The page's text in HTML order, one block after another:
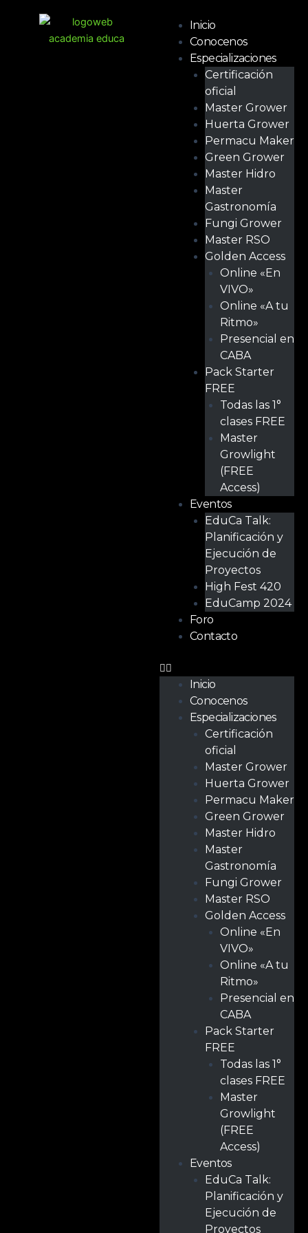
Inicio
Conocenos
Especializaciones
Certificación
oficial
Master Grower
Huerta Grower
Permacu Maker
Green Grower
Master Hidro
Master
Gastronomía
Fungi Grower
Master RSO
Golden Access
Online «En
VIVO»
Online «A tu
Ritmo»
Presencial en
CABA
Pack Starter
FREE
Todas las 1°
clases FREE
Master
Growlight
(FREE
Access)
Eventos
EduCa Talk:
Planificación y
Ejecución de
Proyectos
High Fest 420
EduCamp 2024
Foro
Contacto
Menú
Inicio
Conocenos
Especializaciones
Certificación
oficial
Master Grower
Huerta Grower
Permacu Maker
Green Grower
Master Hidro
Master
Gastronomía
Fungi Grower
Master RSO
Golden Access
Online «En
VIVO»
Online «A tu
Ritmo»
Presencial en
CABA
Pack Starter
FREE
Todas las 1°
clases FREE
Master
Growlight
(FREE
Access)
Eventos
EduCa Talk:
Planificación y
Ejecución de
Proyectos